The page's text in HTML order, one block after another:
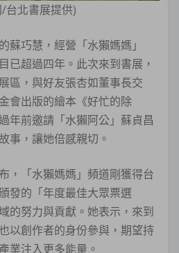
台北書展提供)
蘇巧慧，經營「水獺媽媽」
已超過四年。此次來到書展，
區，與好友張杏如董事長交
會出版的繪本《好忙的除
年前邀請「水獺阿公」蘇貞昌
事，讓她倍感親切。
，「水獺媽媽」頻道剛獲得台
發的「年度最佳大眾票選
的努力與貢獻。她表示，來到
以創作者的身份參與，期望持
業注入更多能量。